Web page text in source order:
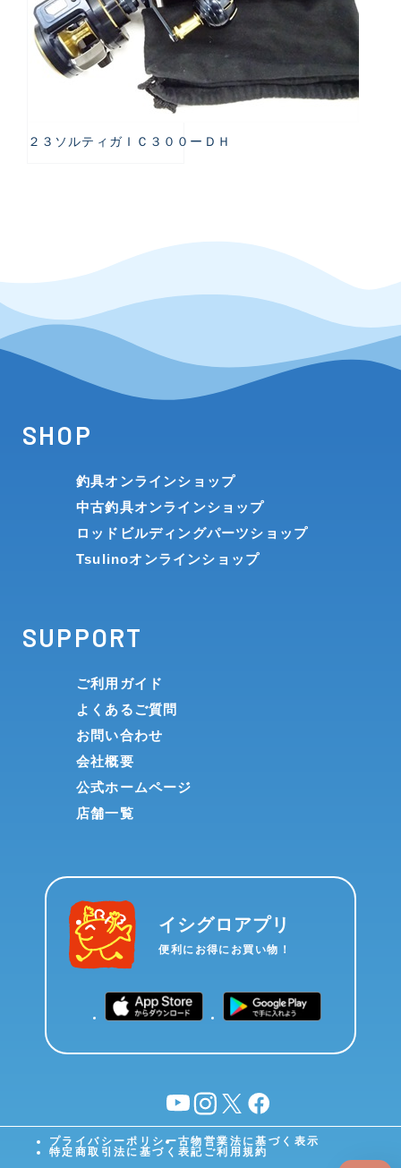
２３ソルティガＩＣ３００ーＤＨ
SHOP
釣具オンラインショップ
中古釣具オンラインショップ
ロッドビルディングパーツショップ
Tsulinoオンラインショップ
SUPPORT
ご利用ガイド
よくあるご質問
お問い合わせ
会社概要
公式ホームページ
店舗一覧
イシグロアプリ
便利にお得にお買い物！
YouTubeinstagram
X facebook
プライバシーポリシー古物営業法に基づく表示
特定商取引法に基づく表記 ご利用規約